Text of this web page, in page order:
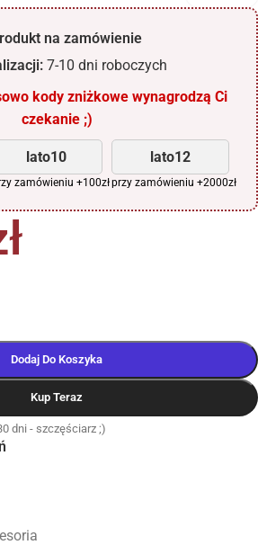
na zamówienie
7-10 dni roboczych
kody zniżkowe wynagrodzą Ci
czekanie ;)
lato10
zamówieniu +100zł
lato12
przy zamówieniu +2000zł
Dodaj Do Koszyka
Kup Teraz
dni - szczęściarz ;)